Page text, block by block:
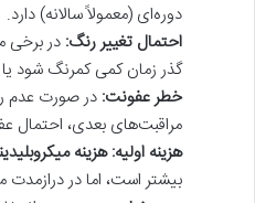
دوره‌ای (معمولاً سالانه) دارد.
احتمال تغییر رنگ: در برخی
گذر زمان کمی کمرنگ شود یا
خطر عفونت: در صورت عدم
مراقبت‌های بعدی، احتمال
هزینه اولیه: هزینه
بیشتر است، اما در درازمدت